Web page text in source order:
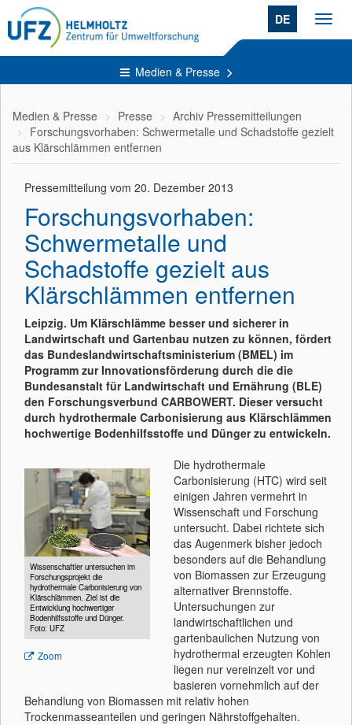
DE
Medien & Presse
Medien & Presse Presse
Archiv Pressemitteilungen
Forschungsvorhaben: Schwermetalle und Schadstoffe gezielt
aus Klärschlämmen entfernen
Pressemitteilung vom 20. Dezember 2013
Forschungsvorhaben:
Schwermetalle und
Schadstoffe gezielt aus
Klärschlämmen entfernen
Leipzig. Um Klärschlämme besser und sicherer in
Landwirtschaft und Gartenbau nutzen zu können, fördert
das Bundeslandwirtschaftsministerium (BMEL) im
Programm zur Innovationsförderung durch die die
Bundesanstalt für Landwirtschaft und Ernährung (BLE)
den Forschungsverbund CARBOWERT. Dieser versucht
durch hydrothermale Carbonisierung aus Klärschlämmen
hochwertige Bodenhilfsstoffe und Dünger zu entwickeln.
Wissenschaftler untersuchen im
Forschungsprojekt die
hydrothermale Carbonisierung von
Klärschlämmen. Ziel ist die
Entwicklung hochwertiger
Bodenhilfsstoffe und Dünger.
Foto: UFZ
Zoom
Die hydrothermale
Carbonisierung (HTC) wird seit
einigen Jahren vermehrt in
Wissenschaft und Forschung
untersucht. Dabei richtete sich
das Augenmerk bisher jedoch
besonders auf die Behandlung
von Biomassen zur Erzeugung
alternativer Brennstoffe.
Untersuchungen zur
landwirtschaftlichen und
gartenbaulichen Nutzung von
hydrothermal erzeugten Kohlen
liegen nur vereinzelt vor und
basieren vornehmlich auf der
Behandlung von Biomassen mit relativ hohen
Trockenmasseanteilen und geringen Nährstoffgehalten.